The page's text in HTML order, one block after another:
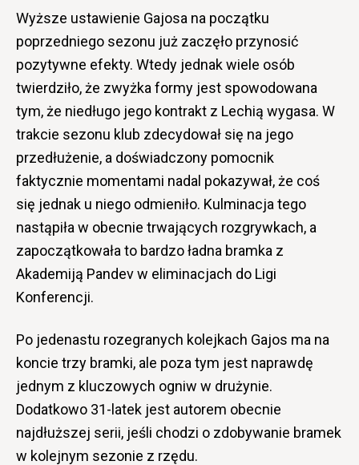
Wyższe ustawienie Gajosa na początku
poprzedniego sezonu już zaczęło przynosić
pozytywne efekty. Wtedy jednak wiele osób
twierdziło, że zwyżka formy jest spowodowana
tym, że niedługo jego kontrakt z Lechią wygasa. W
trakcie sezonu klub zdecydował się na jego
przedłużenie, a doświadczony pomocnik
faktycznie momentami nadal pokazywał, że coś
się jednak u niego odmieniło. Kulminacja tego
nastąpiła w obecnie trwających rozgrywkach, a
zapoczątkowała to bardzo ładna bramka z
Akademiją Pandev w eliminacjach do Ligi
Konferencji.
Po jedenastu rozegranych kolejkach Gajos ma na
koncie trzy bramki, ale poza tym jest naprawdę
jednym z kluczowych ogniw w drużynie.
Dodatkowo 31-latek jest autorem obecnie
najdłuższej serii, jeśli chodzi o zdobywanie bramek
w kolejnym sezonie z rzędu.